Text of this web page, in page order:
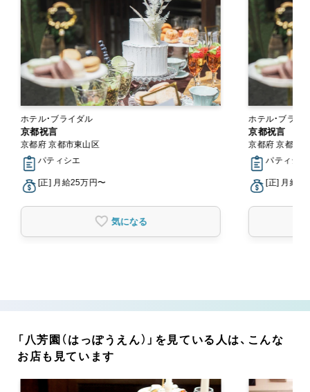
ホテル・ブライダル
京都祝言
京都府 京都市東山区
パティシエ
[正] 月給25万円〜
気になる
ホテル・ブライ
京都祝言
京都府 京都市
パティシエ
[正] 月給25
「八芳園（はっぽうえん）」を見ている人は、こんな
お店も見ています